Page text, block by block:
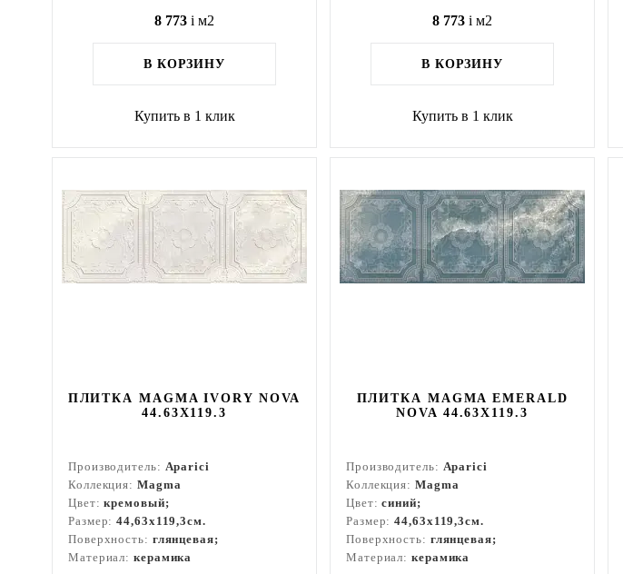
8 773 i м2
В КОРЗИНУ
Купить в 1 клик
8 773 i м2
В КОРЗИНУ
Купить в 1 клик
ПЛИТКА MAGMA IVORY NOVA
44.63X119.3
Производитель: Aparici
Коллекция: Magma
Цвет:кремовый;
Размер:44,63x119,3см.
Поверхность: глянцевая;
Материал: керамика
ПЛИТКА MAGMA EMERALD
NOVA 44.63X119.3
Производитель: Aparici
Коллекция: Magma
Цвет:синий;
Размер:44,63x119,3см.
Поверхность: глянцевая;
Материал: керамика